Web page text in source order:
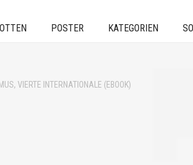
POSTER KATEGORIEN
VIERTE INTERNATIONALE (EBOOK)